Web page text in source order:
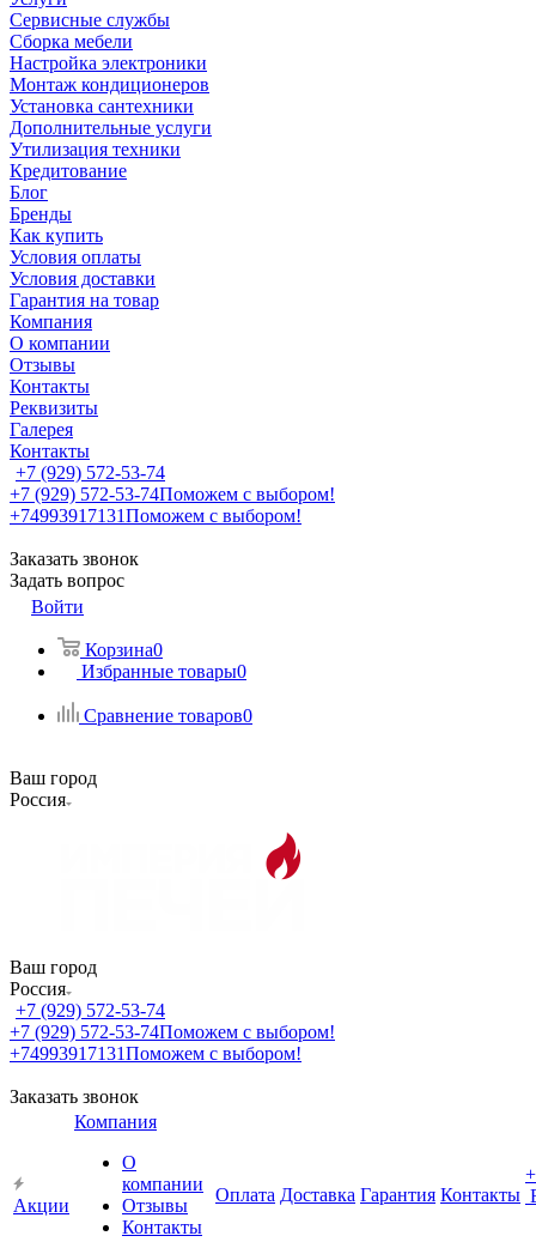
Сервисные службы
Сборка мебели
Настройка электроники
Монтаж кондиционеров
Установка сантехники
Дополнительные услуги
Утилизация техники
Кредитование
Блог
Бренды
Как купить
Условия оплаты
Условия доставки
Гарантия на товар
Компания
О компании
Отзывы
Контакты
Реквизиты
Галерея
Контакты
+7 (929) 572-53-74
+7 (929) 572-53-74Поможем с выбором!
+74993917131Поможем с выбором!
Заказать звонок
Задать вопрос
Войти
Корзина0
Избранные товары0
Сравнение товаров0
Ваш город
Россия
Ваш город
Россия
+7 (929) 572-53-74
+7 (929) 572-53-74Поможем с выбором!
+74993917131Поможем с выбором!
Заказать звонок
Акции
Компания
О
компании
Отзывы
Контакты
Оплата Доставка Гарантия Контакты
+